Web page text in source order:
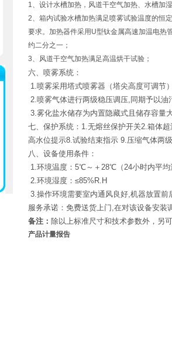
1、设计水槽加热，风道干空气加热、水槽加
2、箱内试验水槽加热满足喷雾试验温度的恒
要求。加热器件采用U型钛金属高速加温电热
约二分之一；
3、风道干空气加热满足高温烘干试验；
六、喷雾系统：
1.喷雾采用塔式喷雾器（塔尖高度可调节
2.喷雾气体进行两级稳压调压,同期予以油
3.雾化盐水储存为内置隐藏式且储存容量
七、保护系统：1.无熔丝保护开关2.箱体
高水位提示8.试验结束指示 9.压缩气
八、设备使用条件：
1.环境温度：5℃～＋28℃（24小时内平均
2.环境湿度：≤85%R.H
3.操作环境需要室内通风良好,机器放置前
服务承诺：免费送货上门,在对该设备安
备注： 除以上标准尺寸和技术参数外，另
产品计量报告